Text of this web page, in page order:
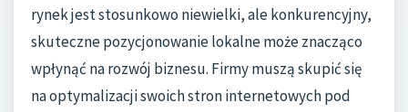
rynek jest stosunkowo niewielki, ale konkurencyjny,
skuteczne pozycjonowanie lokalne może znacząco
wpłynąć na rozwój biznesu. Firmy muszą skupić się
na optymalizacji swoich stron internetowych pod